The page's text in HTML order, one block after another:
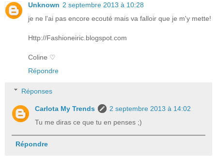
Unknown 2 septembre 2013 à 10:28
je ne l'ai pas encore ecouté mais va falloir que je m'y mette!
Http://Fashioneiric.blogspot.com
Coline ♡
Répondre
Réponses
Carlota My Trends
2 septembre 2013 à 14:02
Tu me diras ce que tu en penses ;)
Répondre